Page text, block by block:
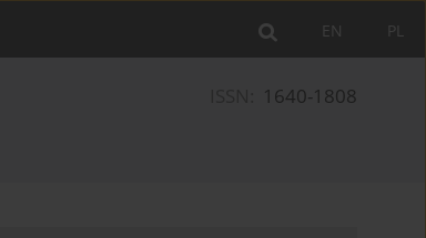
PL
EN
1640-1808